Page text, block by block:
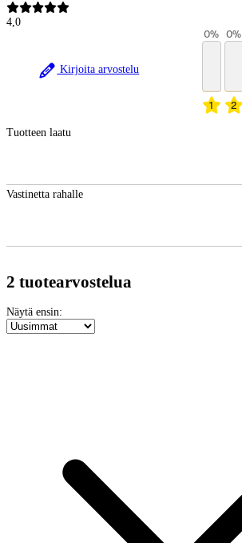
4,0
Kirjoita arvostelu
1
0%
2
0%
Tuotteen laatu
Vastinetta rahalle
2 tuotearvostelua
Näytä ensin: